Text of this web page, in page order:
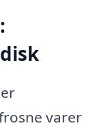
varer